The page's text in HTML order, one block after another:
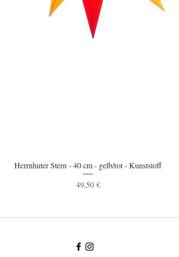
Schnellansicht
Herrnhuter Stern - 40 cm - gelb/rot - Kunststoff
Preis
49,50 €